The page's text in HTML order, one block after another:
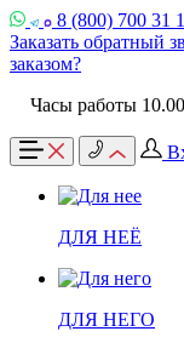
8 (800) 700 31
Заказать обратный
заказом?
Часы работы
ДЛЯ НЕЁ
ДЛЯ НЕГО